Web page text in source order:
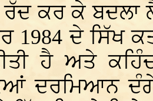
ਕਰ ਕੇ ਬਦਲਾ
1984 ਦੇ ਸਿੱਖ
ਹੈ ਅਤੇ
ਦਰਮਿਆਨ